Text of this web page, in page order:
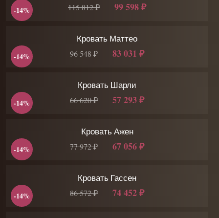
115 812 ₽ 99 598 ₽
-14%
Кровать Маттео
96 548 ₽ 83 031 ₽
-14%
Кровать Шарли
66 620 ₽ 57 293 ₽
-14%
Кровать Ажен
77 972 ₽ 67 056 ₽
-14%
Кровать Гассен
86 572 ₽ 74 452 ₽
-14%